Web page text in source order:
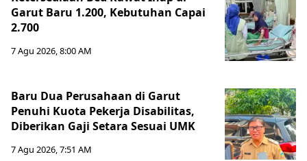
Garut Baru 1.200, Kebutuhan Capai
2.700
7 Agu 2026, 8:00 AM
Baru Dua Perusahaan di Garut
Penuhi Kuota Pekerja Disabilitas,
Diberikan Gaji Setara Sesuai UMK
7 Agu 2026, 7:51 AM